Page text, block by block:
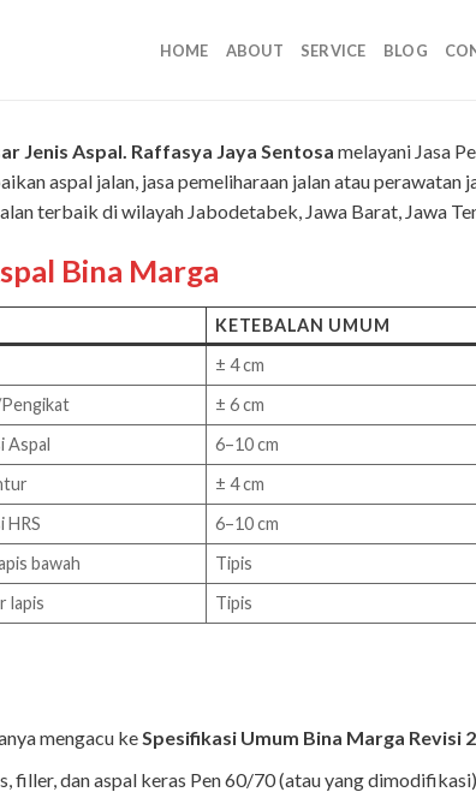
HOME ABOUT SERVICE BLOG
Jenis Aspal. Raffasya Jaya Sentosa melayani Jasa
aspal jalan, jasa pemeliharaan jalan atau perawatan
terbaik di wilayah Jabodetabek, Jawa Barat, Jawa
Bina Marga
KETEBALAN UMUM
± 4 cm
± 6 cm
Aspal 6–10 cm
± 4 cm
HRS 6–10 cm
bawah Tipis
lapis Tipis
mengacu keSpesifikasi Umum Bina Marga Revisi
filler, dan aspal keras Pen 60/70 (atau yang dimodifikasi).